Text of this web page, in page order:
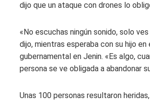
dijo que un ataque con drones lo
«No escuchas ningún sonido, solo
dijo, mientras esperaba con su hijo en
gubernamental en Jenin. «Es algo,
persona se ve obligada a abandonar
Unas 100 personas resultaron heridas,